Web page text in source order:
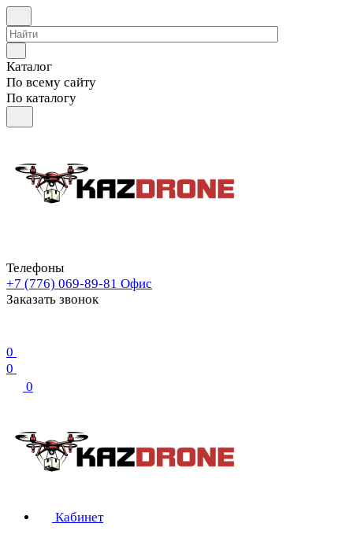
Каталог
По всему сайту
По каталогу
Телефоны
+7 (776) 069-89-81 Офис
Заказать звонок
0
0
0
Кабинет